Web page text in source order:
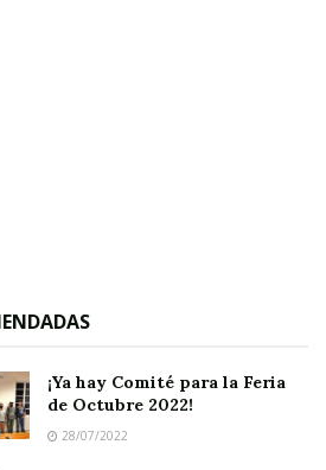
¡Ya hay Comité para la Feria
de Octubre 2022!
28/07/2022